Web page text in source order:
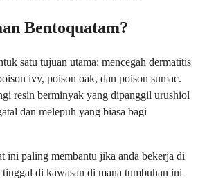
Bentoquatam?
satu tujuan utama: mencegah dermatitis
ivy, poison oak, dan poison sumac.
resin berminyak yang dipanggil urushiol
dan melepuh yang biasa bagi
ini paling membantu jika anda bekerja di
di kawasan di mana tumbuhan ini